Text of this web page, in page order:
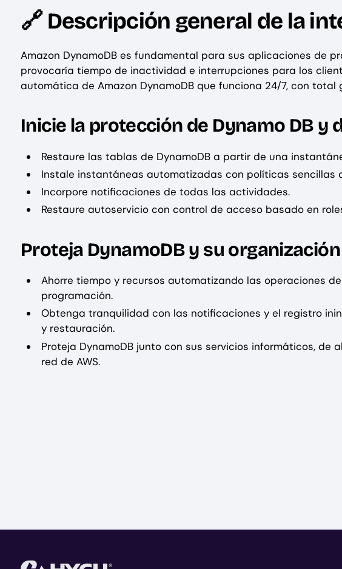
🔗 Descripción general de la
Amazon DynamoDB es fundamental para sus aplicaciones de
provocaría tiempo de inactividad e interrupciones para los
automática de Amazon DynamoDB que funciona 24/7, con total
Inicie la protección de Dynamo DB y
Restaure las tablas de DynamoDB a partir de una
Instale instantáneas automatizadas con políticas sencillas
Incorpore notificaciones de todas las actividades.
Restaure autoservicio con control de acceso basado en
Proteja DynamoDB y su
Ahorre tiempo y recursos automatizando las operaciones
programación.
Obtenga tranquilidad con las notificaciones y el registro
y restauración.
Proteja DynamoDB junto con sus servicios informáticos, de
red de AWS.